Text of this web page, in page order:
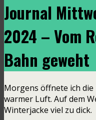
Journal
2024 – Vom
Bahn geweht
Morgens öffnete ich
warmer Luft. Auf dem
Winterjacke viel zu dick.